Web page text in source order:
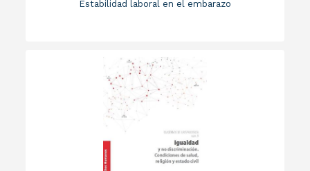
Estabilidad laboral en el embarazo